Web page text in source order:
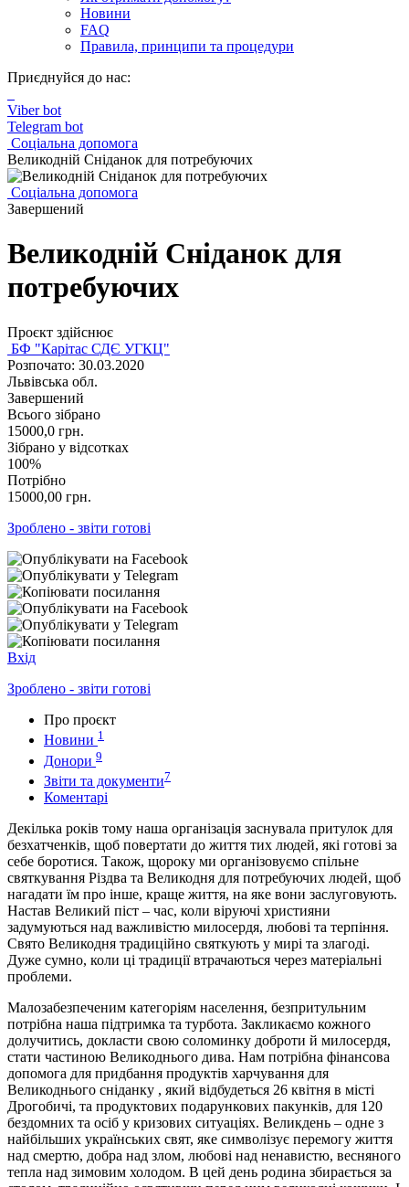
Новини
FAQ
Правила, принципи та процедури
Приєднуйся до нас:
Viber bot
Telegram bot
Соціальна допомога
Великодній Сніданок для потребуючих
Соціальна допомога
Завершений
Великодній Сніданок для
потребуючих
Проєкт здійснює
БФ "Карітас СДЄ УГКЦ"
Розпочато: 30.03.2020
Львівська обл.
Завершений
Всього зібрано
15000,0 грн.
Зібрано у відсотках
100%
Потрібно
15000,00 грн.
Зроблено - звіти готові
Вхід
Зроблено - звіти готові
Про проєкт
Новини 1
Донори 9
Звіти та документи7
Коментарі
Декілька років тому наша організація заснувала притулок для
безхатченків, щоб повертати до життя тих людей, які готові за
себе боротися. Також, щороку ми організовуємо спільне
святкування Різдва та Великодня для потребуючих людей, щоб
нагадати їм про інше, краще життя, на яке вони заслуговують.
Настав Великий піст – час, коли віруючі християни
задумуються над важливістю милосердя, любові та терпіння.
Свято Великодня традиційно святкують у мирі та злагоді.
Дуже сумно, коли ці традиції втрачаються через матеріальні
проблеми.
Малозабезпеченим категоріям населення, безпритульним
потрібна наша підтримка та турбота. Закликаємо кожного
долучитись, докласти свою соломинку доброти й милосердя,
стати частиною Великоднього дива. Нам потрібна фінансова
допомога для придбання продуктів харчування для
Великоднього сніданку , який відбудеться 26 квітня в місті
Дрогобичі, та продуктових подарункових пакунків, для 120
бездомних та осіб у кризових ситуаціях. Великдень – одне з
найбільших українських свят, яке символізує перемогу життя
над смертю, добра над злом, любові над ненавистю, весняного
тепла над зимовим холодом. В цей день родина збирається за